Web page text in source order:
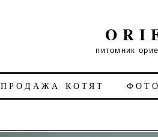
питомник
ПРОДАЖА КОТЯТ